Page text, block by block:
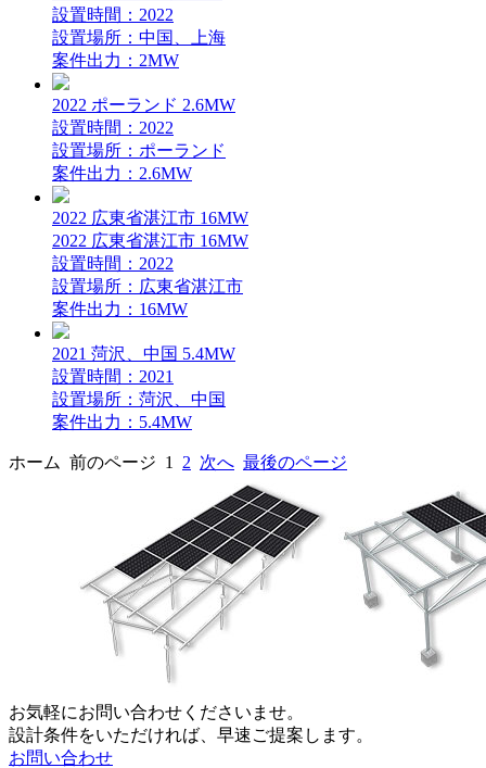
設置時間：2022
設置場所：中国、上海
案件出力：2MW
2022 ポーランド 2.6MW
設置時間：2022
設置場所：ポーランド
案件出力：2.6MW
2022 広東省湛江市 16MW
2022 広東省湛江市 16MW
設置時間：2022
設置場所：広東省湛江市
案件出力：16MW
2021 菏沢、中国 5.4MW
設置時間：2021
設置場所：菏沢、中国
案件出力：5.4MW
ホーム 前のページ 1 2 次へ 最後のページ
お気軽にお問い合わせくださいませ。
設計条件をいただければ、早速ご提案します。
お問い合わせ